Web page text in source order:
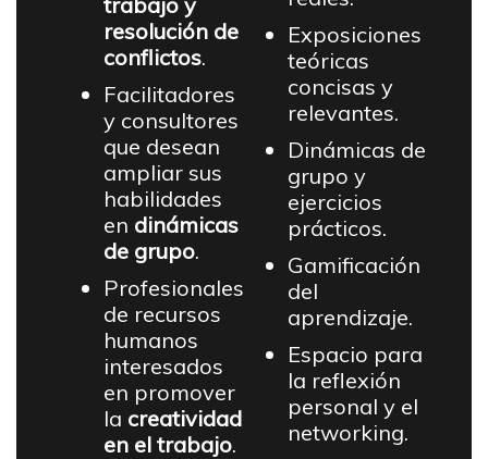
resolución de
conflictos.
Facilitadores
y consultores
que desean
ampliar sus
habilidades
en dinámicas
de grupo.
Profesionales
de recursos
humanos
interesados
en promover
la creatividad
en el trabajo.
Exposiciones
teóricas
concisas y
relevantes.
Dinámicas de
grupo y
ejercicios
prácticos.
Gamificación
del
aprendizaje.
Espacio para
la reflexión
personal y el
networking.